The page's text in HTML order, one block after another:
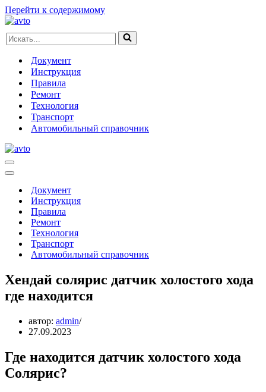
Перейти к содержимому
Искать...
Документ
Инструкция
Правила
Ремонт
Технология
Транспорт
Автомобильный справочник
Меню
навигации
Меню
навигацииДокумент
Инструкция
Правила
Ремонт
Технология
Транспорт
Автомобильный справочник
Хендай солярис датчик холостого хода
где находится
автор: admin
27.09.2023
Где находится датчик холостого хода
Солярис?